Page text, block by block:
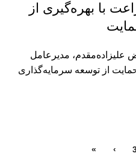
با بهره‌گیری از
مدیرعامل
از توسعه سرمایه‌گذاری
›
»